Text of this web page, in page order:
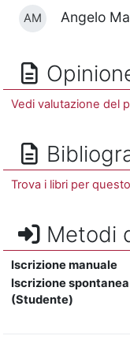
AM Angelo
Vedi valutazione del
Trova i libri per
Metodi
Iscrizione manuale
Iscrizione spontanea
(Studente)